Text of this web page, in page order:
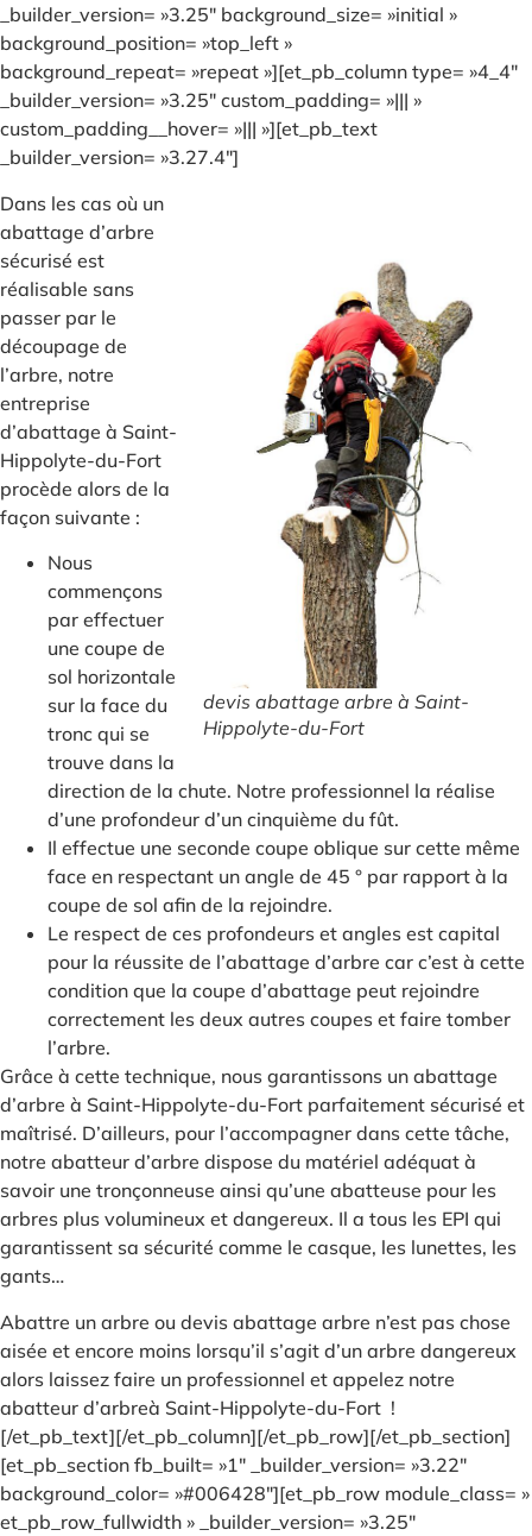
_builder_version= »3.25″ background_size= »initial »
background_position= »top_left »
background_repeat= »repeat »][et_pb_column type= »4_4″
_builder_version= »3.25″ custom_padding= »||| »
custom_padding__hover= »||| »][et_pb_text
_builder_version= »3.27.4″]
devis abattage arbre à Saint-
Hippolyte-du-Fort
Dans les cas où un
abattage d’arbre
sécurisé est
réalisable sans
passer par le
découpage de
l’arbre, notre
entreprise
d’abattage à Saint-
Hippolyte-du-Fort
procède alors de la
façon suivante :
Nous
commençons
par effectuer
une coupe de
sol horizontale
sur la face du
tronc qui se
trouve dans la
direction de la chute. Notre professionnel la réalise
d’une profondeur d’un cinquième du fût.
Il effectue une seconde coupe oblique sur cette même
face en respectant un angle de 45 ° par rapport à la
coupe de sol afin de la rejoindre.
Le respect de ces profondeurs et angles est capital
pour la réussite de l’abattage d’arbre car c’est à cette
condition que la coupe d’abattage peut rejoindre
correctement les deux autres coupes et faire tomber
l’arbre.
Grâce à cette technique, nous garantissons un abattage
d’arbre à Saint-Hippolyte-du-Fort parfaitement sécurisé et
maîtrisé. D’ailleurs, pour l’accompagner dans cette tâche,
notre abatteur d’arbre dispose du matériel adéquat à
savoir une tronçonneuse ainsi qu’une abatteuse pour les
arbres plus volumineux et dangereux. Il a tous les EPI qui
garantissent sa sécurité comme le casque, les lunettes, les
gants…
Abattre un arbre ou devis abattage arbre n’est pas chose
aisée et encore moins lorsqu’il s’agit d’un arbre dangereux
alors laissez faire un professionnel et appelez notre
abatteur d’arbreà Saint-Hippolyte-du-Fort !
[/et_pb_text][/et_pb_column][/et_pb_row][/et_pb_section]
[et_pb_section fb_built= »1″ _builder_version= »3.22″
background_color= »#006428″][et_pb_row module_class= »
et_pb_row_fullwidth » _builder_version= »3.25″